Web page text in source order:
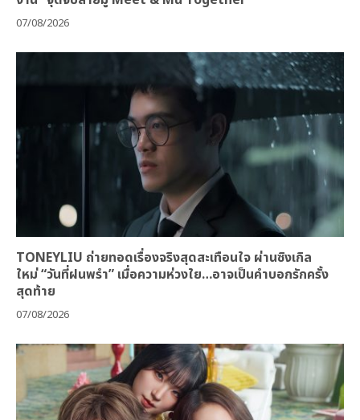
07/08/2026
TONEYLIU ถ่ายทอดเรื่องจริงสุดสะเทือนใจ ผ่านซิงเกิล
ใหม่ “วันที่ฝนพรำ” เมื่อความห่วงใย…อาจเป็นคำบอกรักครั้ง
สุดท้าย
07/08/2026